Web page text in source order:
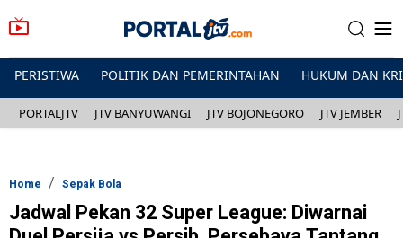
PERISTIWA POLITIK DAN PEMERINTAHAN HUKUM DAN
PORTALJTV JTV BANYUWANGI JTV BOJONEGORO JTV JEMBER
Home Sepak Bola
Jadwal Pekan 32 Super League: Diwarnai